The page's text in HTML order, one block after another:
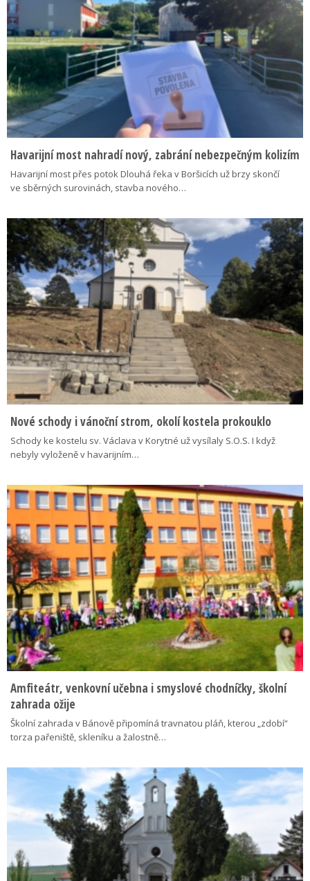
Havarijní most nahradí nový, zabrání nebezpečným kolizím
Havarijní most přes potok Dlouhá řeka v Boršicích už brzy skončí
ve sběrných surovinách, stavba nového…
Nové schody i vánoční strom, okolí kostela prokouklo
Schody ke kostelu sv. Václava v Korytné už vysílaly S.O.S. I když
nebyly vyloženě v havarijním…
Amfiteátr, venkovní učebna i smyslové chodníčky, školní
zahrada ožije
Školní zahrada v Bánově připomíná travnatou pláň, kterou „zdobí“
torza pařeniště, skleníku a žalostně…